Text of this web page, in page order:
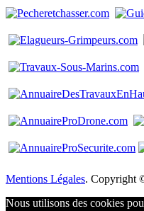
Mentions Légales. Copyright
Nous utilisons des cookies